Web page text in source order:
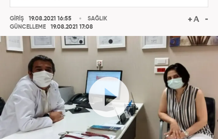
GİRİŞ
19.08.2021 16:55
GÜNCELLEME
19.08.2021 17:08
SAĞLIK